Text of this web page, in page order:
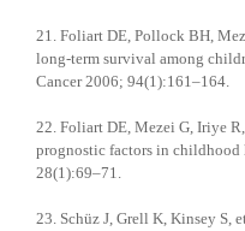
21. Foliart DE, Pollock BH,
long-term survival among
Cancer 2006; 94(1):161–164.
22. Foliart DE, Mezei G, Iriye
prognostic factors in
28(1):69–71.
23. Schüz J, Grell K, Kinsey S,